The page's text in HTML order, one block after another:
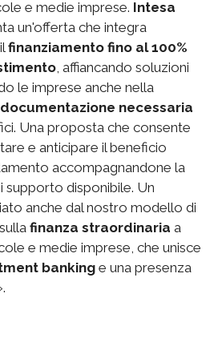
e medie imprese. Intesa
un'offerta che integra
finanziamento fino al 100%
, affiancando soluzioni
le imprese anche nella
documentazione necessaria
Una proposta che consente
e anticipare il beneficio
accompagnandone la
disponibile. Un
anche dal nostro modello di
finanza straordinaria a
e medie imprese, che unisce
banking e una presenza